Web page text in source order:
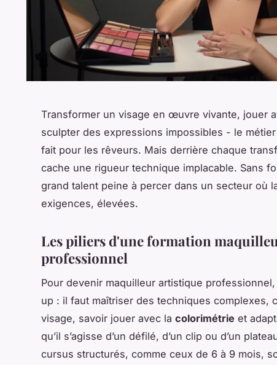
Transformer un visage en œuvre vivante, jouer
sculpter des expressions impossibles - le
fait pour les rêveurs. Mais derrière chaque
cache une rigueur technique implacable. Sans
grand talent peine à percer dans un secteur où
exigences, élevées.
Les piliers d'une formation
professionnel
Pour devenir maquilleur artistique
up : il faut maîtriser des techniques complexes,
visage, savoir jouer avec la colorimétrie et
qu’il s’agisse d’un défilé, d’un clip ou d’un
cursus structurés, comme ceux de 6 à 9 mois,